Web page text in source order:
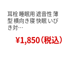
耳栓 睡眠用 遮音性 薄
型 横向き寝 快眠 いび
き対…
¥1,850（税込）